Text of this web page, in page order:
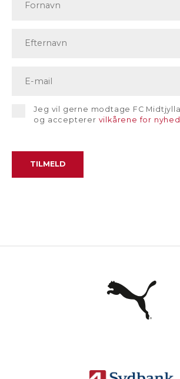
Jeg vil gerne modtage FC
og accepterer vilkårene for